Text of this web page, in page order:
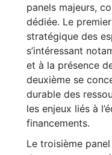
panels majeurs,
dédiée. Le
stratégique des
s’intéressant
et à la présence
deuxième se
durable des
les enjeux liés à
financements.
Le troisième